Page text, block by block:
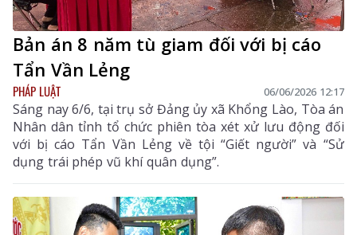
Bản án 8 năm tù giam đối với bị cáo
Tẩn Vần Lẻng
PHÁP LUẬT 06/06/2026 12:17
Sáng nay 6/6, tại trụ sở Đảng ủy xã Khổng Lào, Tòa án
Nhân dân tỉnh tổ chức phiên tòa xét xử lưu động đối
với bị cáo Tẩn Vần Lẻng về tội “Giết người” và “Sử
dụng trái phép vũ khí quân dụng”.